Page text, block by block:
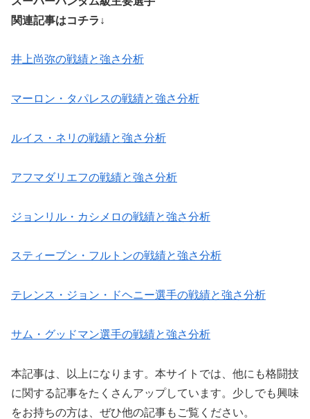
関連記事はコチラ↓
井上尚弥の戦績と強さ分析
マーロン・タパレスの戦績と強さ分析
ルイス・ネリの戦績と強さ分析
アフマダリエフの戦績と強さ分析
ジョンリル・カシメロの戦績と強さ分析
スティーブン・フルトンの戦績と強さ分析
テレンス・ジョン・ドヘニー選手の戦績と強さ分析
サム・グッドマン選手の戦績と強さ分析
本記事は、以上になります。本サイトでは、他にも格闘技
に関する記事をたくさんアップしています。少しでも興味
をお持ちの方は、ぜひ他の記事もご覧ください。